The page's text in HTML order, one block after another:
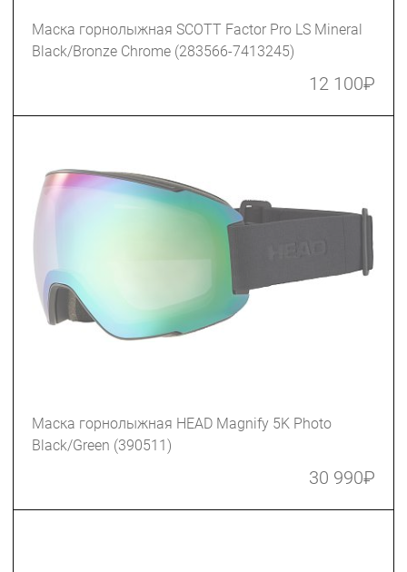
Маска горнолыжная SCOTT Factor Pro LS Mineral
Black/Bronze Chrome (283566-7413245)
12 100₽
Маска горнолыжная HEAD Magnify 5K Photo
Black/Green (390511)
30 990₽